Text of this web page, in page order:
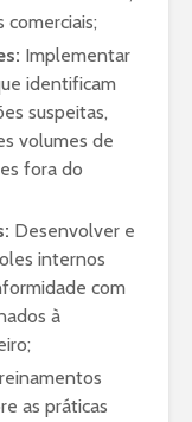
Implementar
identificam
suspeitas,
volumes de
fora do
Desenvolver e
internos
com
à
as práticas